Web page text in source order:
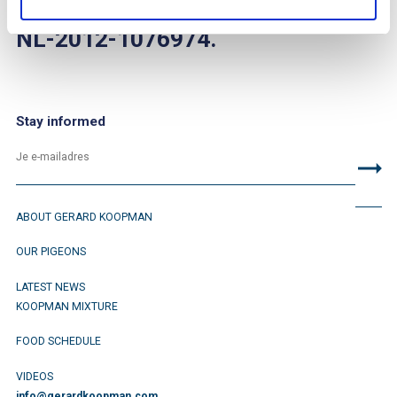
NL-2012-1076974.
Stay informed
ABOUT GERARD KOOPMAN
OUR PIGEONS
LATEST NEWS
KOOPMAN MIXTURE
FOOD SCHEDULE
VIDEOS